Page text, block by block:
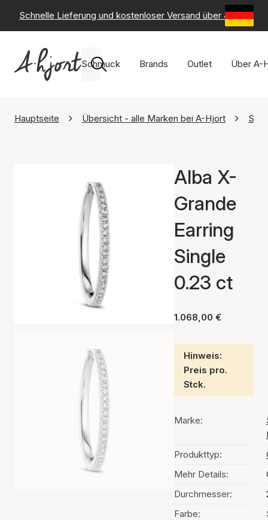
Schnelle Lieferung und kostenloser Versand über 49 € -
Schmuck Brands Outlet Über A-
Hauptseite Übersicht - alle Marken bei A-Hjort Sif
Alba X-
Grande
Earring
Single
0.23 ct
1.068,00 €
Hinweis:
Preis pro.
Stck.
Marke:
Produkttyp:
Mehr Details:
Durchmesser:
Farbe: